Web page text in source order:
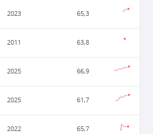
2023 65,3
2011 63,8
2025 66,9
2025 61,7
2022 65,7